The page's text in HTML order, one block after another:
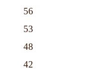
56
53
48
42